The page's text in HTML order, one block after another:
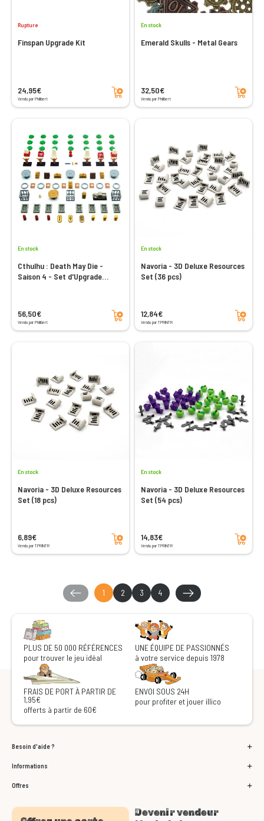
Rupture
Finspan Upgrade Kit
24,95€
Vendu par Philibert
Ajouter au panier
En stock
Emerald Skulls - Metal Gears
32,50€
Vendu par Philibert
Ajouter au panier
En stock
Cthulhu : Death May Die -
Saison 4 - Set d'Upgrade
56,50€
Vendu par Philibert
Ajouter au panier
En stock
Navoria - 3D Deluxe Resources
Set (36 pcs)
12,84€
Vendu par TPRINTR
Ajouter au panier
En stock
Navoria - 3D Deluxe Resources
Set (18 pcs)
6,89€
Vendu par TPRINTR
Ajouter au panier
En stock
Navoria - 3D Deluxe Resources
Set (54 pcs)
14,83€
Vendu par TPRINTR
Ajouter au panier
1 2 3 4
PLUS DE 50 000 RÉFÉRENCES
pour trouver le jeu idéal
UNE ÉQUIPE DE PASSIONNÉS
à votre service depuis 1978
FRAIS DE PORT À PARTIR DE
1,95€
offerts à partir de 60€
ENVOI SOUS 24H
pour profiter et jouer illico
Besoin d'aide ?
Informations
Offres
Devenir vendeur